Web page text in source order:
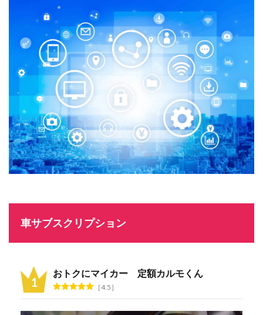
車サブスクリプション
おトクにマイカー 定額カルモくん
4.5